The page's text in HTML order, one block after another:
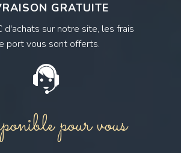
GRATUITE
sur notre site, les frais
port vous sont offerts.
pour vous